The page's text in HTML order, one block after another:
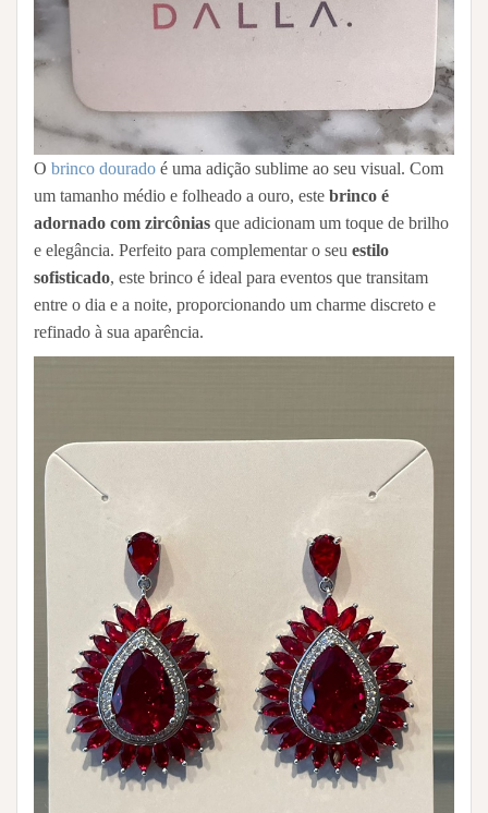
O brinco dourado é uma adição sublime ao seu visual. Com
um tamanho médio e folheado a ouro, este brinco é
adornado com zircônias que adicionam um toque de brilho
e elegância. Perfeito para complementar o seu estilo
sofisticado, este brinco é ideal para eventos que transitam
entre o dia e a noite, proporcionando um charme discreto e
refinado à sua aparência.